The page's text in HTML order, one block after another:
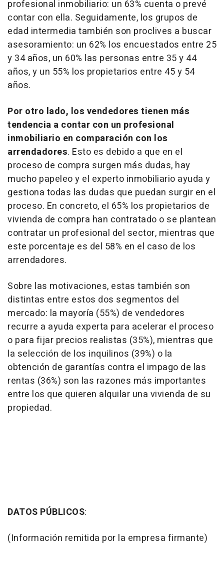
profesional inmobiliario: un 63% cuenta o prevé
contar con ella. Seguidamente, los grupos de
edad intermedia también son proclives a buscar
asesoramiento: un 62% los encuestados entre 25
y 34 años, un 60% las personas entre 35 y 44
años, y un 55% los propietarios entre 45 y 54
años.
Por otro lado, los vendedores tienen más
tendencia a contar con un profesional
inmobiliario en comparación con los
arrendadores. Esto es debido a que en el
proceso de compra surgen más dudas, hay
mucho papeleo y el experto inmobiliario ayuda y
gestiona todas las dudas que puedan surgir en el
proceso. En concreto, el 65% los propietarios de
vivienda de compra han contratado o se plantean
contratar un profesional del sector, mientras que
este porcentaje es del 58% en el caso de los
arrendadores.
Sobre las motivaciones, estas también son
distintas entre estos dos segmentos del
mercado: la mayoría (55%) de vendedores
recurre a ayuda experta para acelerar el proceso
o para fijar precios realistas (35%), mientras que
la selección de los inquilinos (39%) o la
obtención de garantías contra el impago de las
rentas (36%) son las razones más importantes
entre los que quieren alquilar una vivienda de su
propiedad.
DATOS PÚBLICOS:
(Información remitida por la empresa firmante)